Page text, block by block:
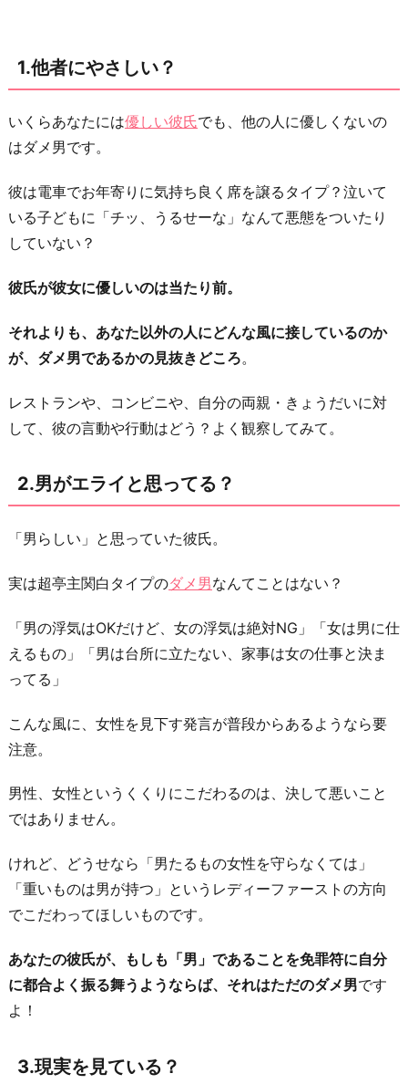
る？
現
実
見
て
い
る？
自
分
大
好
5.
く
れ
慣
6.
意
を
ハ
キ
口
に
し
7.
1.他者にやさしい？
いくらあなたには優しい彼氏でも、他の人に優しくないの
はダメ男です。
彼は電車でお年寄りに気持ち良く席を譲るタイプ？泣いて
いる子どもに「チッ、うるせーな」なんて悪態をついたり
していない？
彼氏が彼女に優しいのは当たり前。
それよりも、あなた以外の人にどんな風に接しているのか
が、ダメ男であるかの見抜きどころ。
レストランや、コンビニや、自分の両親・きょうだいに対
して、彼の言動や行動はどう？よく観察してみて。
2.男がエライと思ってる？
「男らしい」と思っていた彼氏。
実は超亭主関白タイプのダメ男なんてことはない？
「男の浮気はOKだけど、女の浮気は絶対NG」「女は男に仕
えるもの」「男は台所に立たない、家事は女の仕事と決ま
ってる」
こんな風に、女性を見下す発言が普段からあるようなら要
注意。
男性、女性というくくりにこだわるのは、決して悪いこと
ではありません。
けれど、どうせなら「男たるもの女性を守らなくては」
「重いものは男が持つ」というレディーファーストの方向
でこだわってほしいものです。
あなたの彼氏が、もしも「男」であることを免罪符に自分
に都合よく振る舞うようならば、それはただのダメ男です
よ！
3.現実を見ている？